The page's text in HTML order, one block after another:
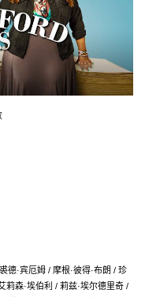
德·宾厄姆 / 摩根·彼得·布朗 / 珍
莉森·埃伯利 / 莉兹·埃尔德里奇 /